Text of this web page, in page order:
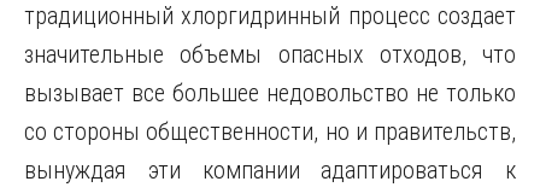
традиционный хлоргидринный процесс создает
значительные объемы опасных отходов, что
вызывает все большее недовольство не только
со стороны общественности, но и правительств,
вынуждая эти компании адаптироваться к